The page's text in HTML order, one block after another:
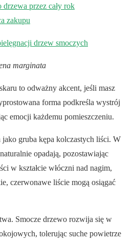
drzewa przez cały rok
zakupu
drzew smoczych
marginata
to odważny akcent, jeśli masz
forma podkreśla wystrój
emocji każdemu pomieszczeniu.
gruba kępa kolczastych liści. W
opadają, pozostawiając
w kształcie włóczni nad nagim,
czerwonawe liście mogą osiągać
Smocze drzewo rozwija się w
tolerując suche powietrze